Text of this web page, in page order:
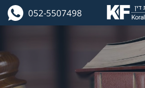
052-5507498